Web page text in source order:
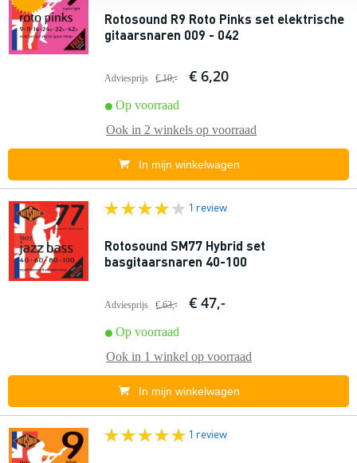
Rotosound R9 Roto Pinks set elektrische
gitaarsnaren 009 - 042
Adviesprijs € 10,- € 6,20
Op voorraad
Ook in 2 winkels op voorraad
In mijn winkelwagen
1 review
Rotosound SM77 Hybrid set
basgitaarsnaren 40-100
Adviesprijs € 63,- € 47,-
Op voorraad
Ook in 1 winkel op voorraad
In mijn winkelwagen
1 review